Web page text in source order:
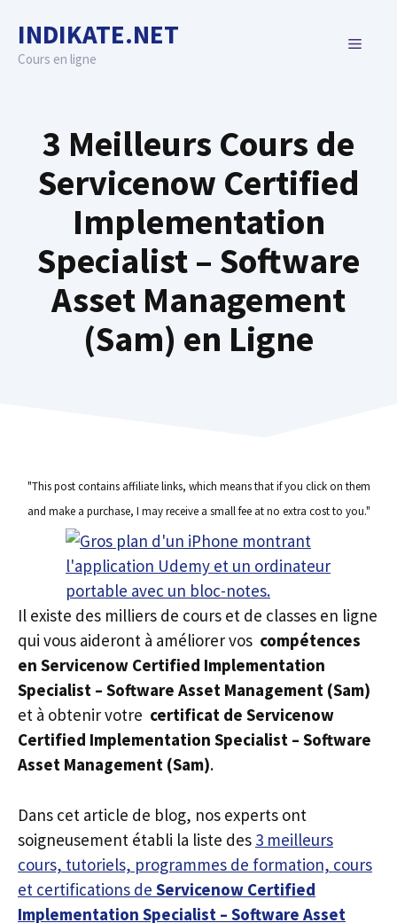
content
INDIKATE.NET
Cours en ligne
MENU
3 Meilleurs Cours de
Servicenow Certified
Implementation
Specialist – Software
Asset Management
(Sam) en Ligne
"This post contains affiliate links, which means that if you click on them
and make a purchase, I may receive a small fee at no extra cost to you."
Il existe des milliers de cours et de classes en ligne
qui vous aideront à améliorer vos compétences
en Servicenow Certified Implementation
Specialist – Software Asset Management (Sam)
et à obtenir votre certificat de Servicenow
Certified Implementation Specialist – Software
Asset Management (Sam).
Dans cet article de blog, nos experts ont
soigneusement établi la liste des 3 meilleurs
cours, tutoriels, programmes de formation, cours
et certifications de Servicenow Certified
Implementation Specialist – Software Asset